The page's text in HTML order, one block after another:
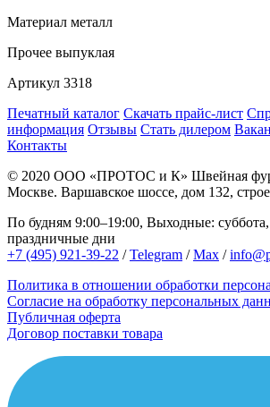
Материал металл
Прочее выпуклая
Артикул 3318
Печатный каталог Скачать прайс-лист
информация Отзывы Стать дилером
Контакты
© 2020 ООО «ПРОТОС и К» Швейная
Москве. Варшавское шоссе, дом 132,
По будням 9:00–19:00, Выходные: суббота,
праздничные дни
+7 (495) 921-39-22 /Telegram /Max /
Политика в отношении обработки
Согласие на обработку персональных
Публичная оферта
Договор поставки товара